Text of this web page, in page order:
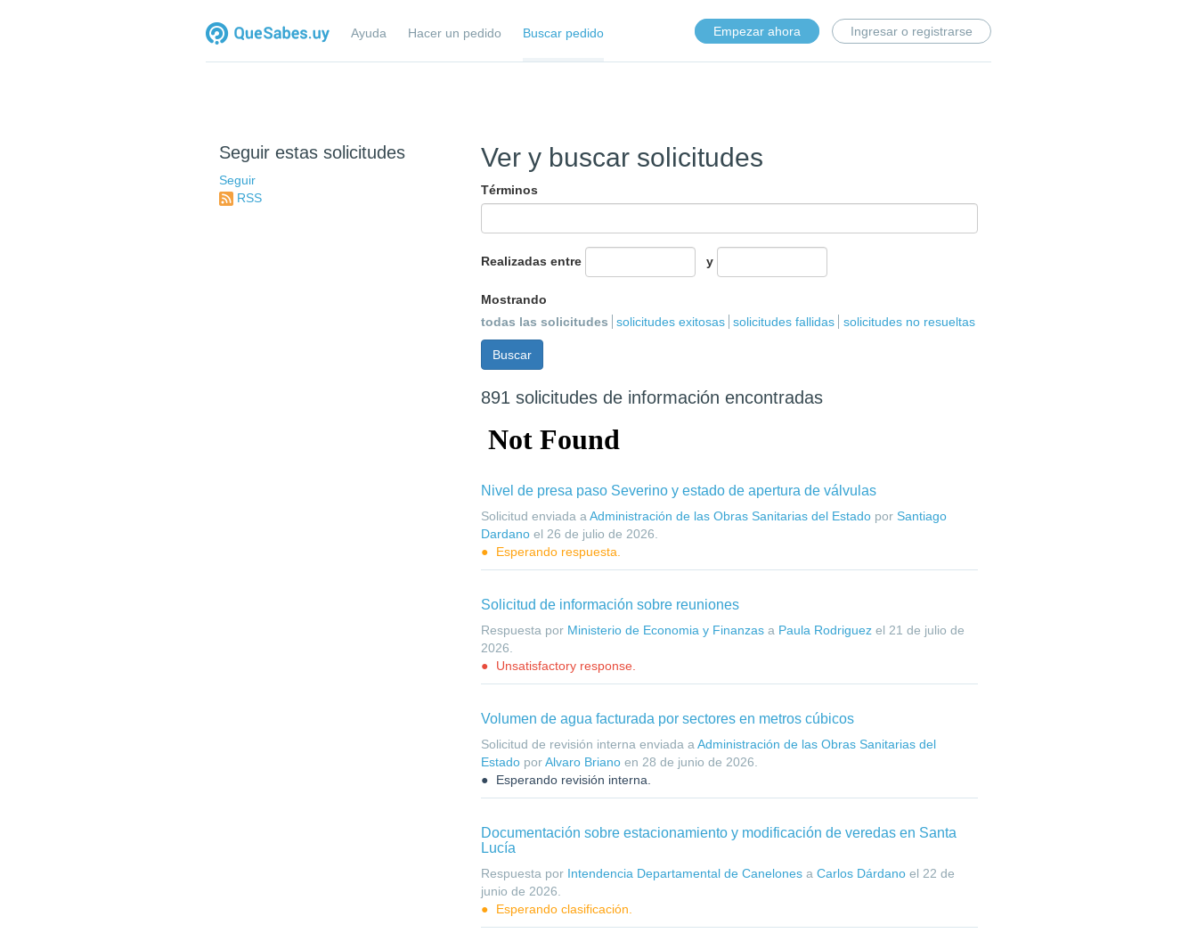
Ayuda Hacer un pedido Buscar pedido Empezar ahora Ingresar o registrarse
Seguir estas solicitudes
Seguir
RSS
Ver y buscar solicitudes
Términos
Realizadas entre y
Mostrando
todas las solicitudes
solicitudes exitosas solicitudes fallidas solicitudes no resueltas
891 solicitudes de información encontradas
Nivel de presa paso Severino y estado de apertura de válvulas
Solicitud enviada a Administración de las Obras Sanitarias del Estadopor Santiago
Dardanoel 26 de julio de 2026
Esperando respuesta.
Solicitud de información sobre reuniones
Respuesta por Ministerio de Economia y Finanzasa Paula Rodriguezel 21 de julio de
2026
Unsatisfactory response.
Volumen de agua facturada por sectores en metros cúbicos
Solicitud de revisión interna enviada a Administración de las Obras Sanitarias del
EstadoporAlvaro Brianoen 28 de junio de 2026
Esperando revisión interna.
Documentación sobre estacionamiento y modificación de veredas en Santa
Lucía
Respuesta por Intendencia Departamental de Canelonesa Carlos Dárdanoel 22 de
junio de 2026
Esperando clasificación.